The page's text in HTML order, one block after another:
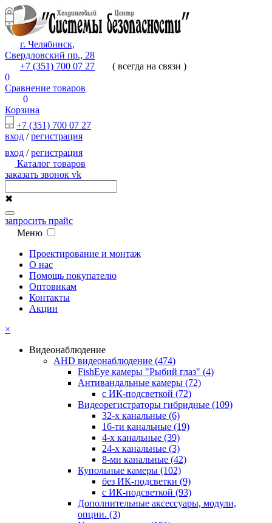
г. Челябинск,
Свердловский пр., 28
+7 (351) 700 07 27
( всегда на связи )
0
Сравнение товаров
0
Корзина
+7 (351) 700 07 27
вход /регистрация
вход /регистрация
Каталог товаров
заказать звонок vk
✖
запросить прайс
Меню
Проектирование и монтаж
О нас
Помощь покупателю
Оптовикам
Контакты
Акции
×
Видеонаблюдение
AHD видеонаблюдение (474)
FishEye камеры "Рыбий глаз" (4)
Антивандальные камеры (72)
с ИК-подсветкой (72)
Видеорегистраторы гибридные (109)
32-х канальные (6)
16-ти канальные (19)
4-х канальные (39)
24-х канальные (3)
8-ми канальные (42)
Купольные камеры (102)
без ИК-подсветки (9)
с ИК-подсветкой (93)
Дополнительные аксессуары, модули,
опции. (3)